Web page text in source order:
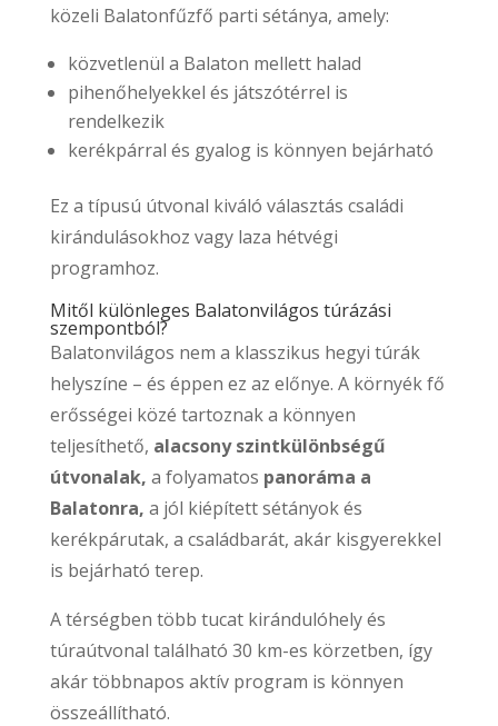
közeli Balatonfűzfő parti sétánya, amely:
közvetlenül a Balaton mellett halad
pihenőhelyekkel és játszótérrel is
rendelkezik
kerékpárral és gyalog is könnyen bejárható
Ez a típusú útvonal kiváló választás családi
kirándulásokhoz vagy laza hétvégi
programhoz.
Mitől különleges Balatonvilágos túrázási
szempontból?
Balatonvilágos nem a klasszikus hegyi túrák
helyszíne – és éppen ez az előnye. A környék fő
erősségei közé tartoznak a könnyen
teljesíthető, alacsony szintkülönbségű
útvonalak, a folyamatos panoráma a
Balatonra, a jól kiépített sétányok és
kerékpárutak, a családbarát, akár kisgyerekkel
is bejárható terep.
A térségben több tucat kirándulóhely és
túraútvonal található 30 km-es körzetben, így
akár többnapos aktív program is könnyen
összeállítható.